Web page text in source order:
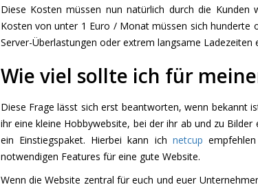
Diese Kosten müssen nun natürlich durch die
Kosten von unter 1 Euro / Monat müssen sich hunderte
Server-Überlastungen oder extrem langsame Ladezeiten
Wie viel sollte ich für
Diese Frage lässt sich erst beantworten, wenn bekannt
ihr eine kleine Hobbywebsite, bei der ihr ab und zu
ein Einstiegspaket. Hierbei kann ichnetcup
notwendigen Features für eine gute Website.
Wenn die Website zentral für euch und euer